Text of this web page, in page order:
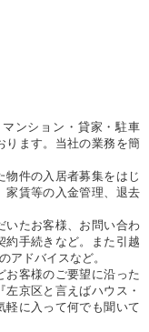
ンション・貸家・駐車
ります。当社の業務を簡
件の入居者募集をはじ
家賃等の入金管理、退去
たお客様、お問い合わ
手続きなど。また引越
アドバイスなど。
客様のご要望に沿った
京区と言えばハウス・
軽に入って何でも聞いて